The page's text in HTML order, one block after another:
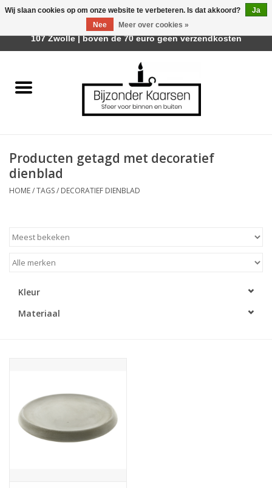
Räder Design Stories
Geurkaarsen
Tafelhaarden
Kaarsenhouders
LED Kaarsen
Huisparfums
Sale
Producten getagd met decoratief
dienblad
HOME/TAGS/ DECORATIEF DIENBLAD
Kleur
Materiaal
Wij slaan cookies op om onze website te verbeteren. Is dat akkoord?
Ja
Nee
Meer over cookies »
Afhalen is mogelijk bij Trotz Woon & Cadeau | Belvederelaan
107 Zwolle | boven de 70 euro geen verzendkosten